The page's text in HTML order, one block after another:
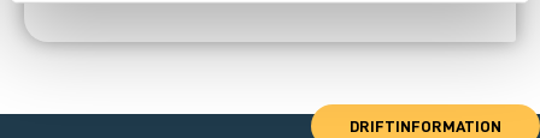
DRIFTINFORMATION